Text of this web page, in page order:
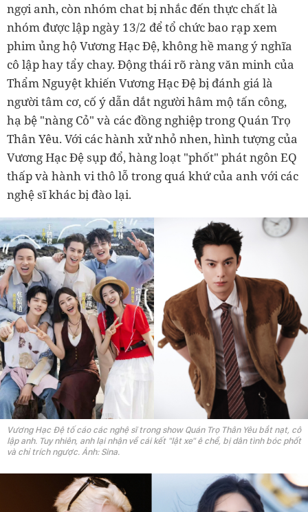
ngợi anh, còn nhóm chat bị nhắc đến thực chất là
nhóm được lập ngày 13/2 để tổ chức bao rạp xem
phim ủng hộ Vương Hạc Đệ, không hề mang ý nghĩa
cô lập hay tẩy chay. Động thái rõ ràng văn minh của
Thẩm Nguyệt khiến Vương Hạc Đệ bị đánh giá là
người tâm cơ, cố ý dẫn dắt người hâm mộ tấn công,
hạ bệ "nàng Cỏ" và các đồng nghiệp trong Quán Trọ
Thân Yêu. Với các hành xử nhỏ nhen, hình tượng của
Vương Hạc Đệ sụp đổ, hàng loạt "phốt" phát ngôn EQ
thấp và hành vi thô lỗ trong quá khứ của anh với các
nghệ sĩ khác bị đào lại.
Vương Hạc Đệ tố cáo các nghệ sĩ trong show Quán Trọ Thân Yêu bắt nạt, cô
lập anh. Tuy nhiên, anh lại nhận về cái kết "lật xe" ê chề, bị dân tình bóc phốt
và chỉ trích ngược. Ảnh: Sina.